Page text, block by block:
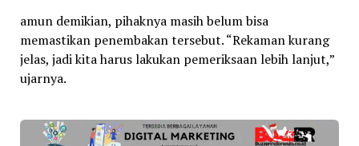
amun demikian, pihaknya masih belum bisa
memastikan penembakan tersebut. “Rekaman kurang
jelas, jadi kita harus lakukan pemeriksaan lebih lanjut,”
ujarnya.